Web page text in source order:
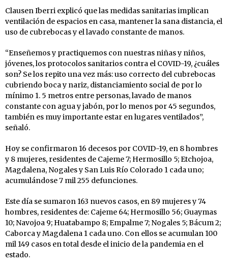
Clausen Iberri explicó que las medidas sanitarias implican
ventilación de espacios en casa, mantener la sana distancia, el
uso de cubrebocas y el lavado constante de manos.
“Enseñemos y practiquemos con nuestras niñas y niños,
jóvenes, los protocolos sanitarios contra el COVID-19, ¿cuáles
son? Se los repito una vez más: uso correcto del cubrebocas
cubriendo boca y nariz, distanciamiento social de por lo
mínimo 1. 5 metros entre personas, lavado de manos
constante con agua y jabón, por lo menos por 45 segundos,
también es muy importante estar en lugares ventilados”,
señaló.
Hoy se confirmaron 16 decesos por COVID-19, en 8 hombres
y 8 mujeres, residentes de Cajeme 7; Hermosillo 5; Etchojoa,
Magdalena, Nogales y San Luis Río Colorado 1 cada uno;
acumulándose 7 mil 255 defunciones.
Este día se sumaron 163 nuevos casos, en 89 mujeres y 74
hombres, residentes de: Cajeme 64; Hermosillo 56; Guaymas
10; Navojoa 9; Huatabampo 8; Empalme 7; Nogales 5; Bácum 2;
Caborca y Magdalena 1 cada uno. Con ellos se acumulan 100
mil 149 casos en total desde el inicio de la pandemia en el
estado.